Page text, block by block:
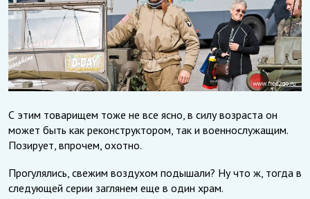
С этим товарищем тоже не все ясно, в силу возраста он
может быть как реконструктором, так и военнослужащим.
Позирует, впрочем, охотно.
Прогулялись, свежим воздухом подышали? Ну что ж, тогда в
следующей серии заглянем еще в один храм.